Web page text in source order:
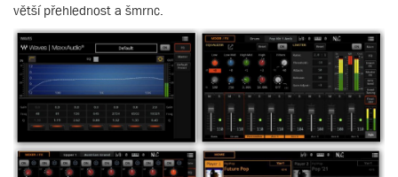
větší přehlednost a šmrnc.